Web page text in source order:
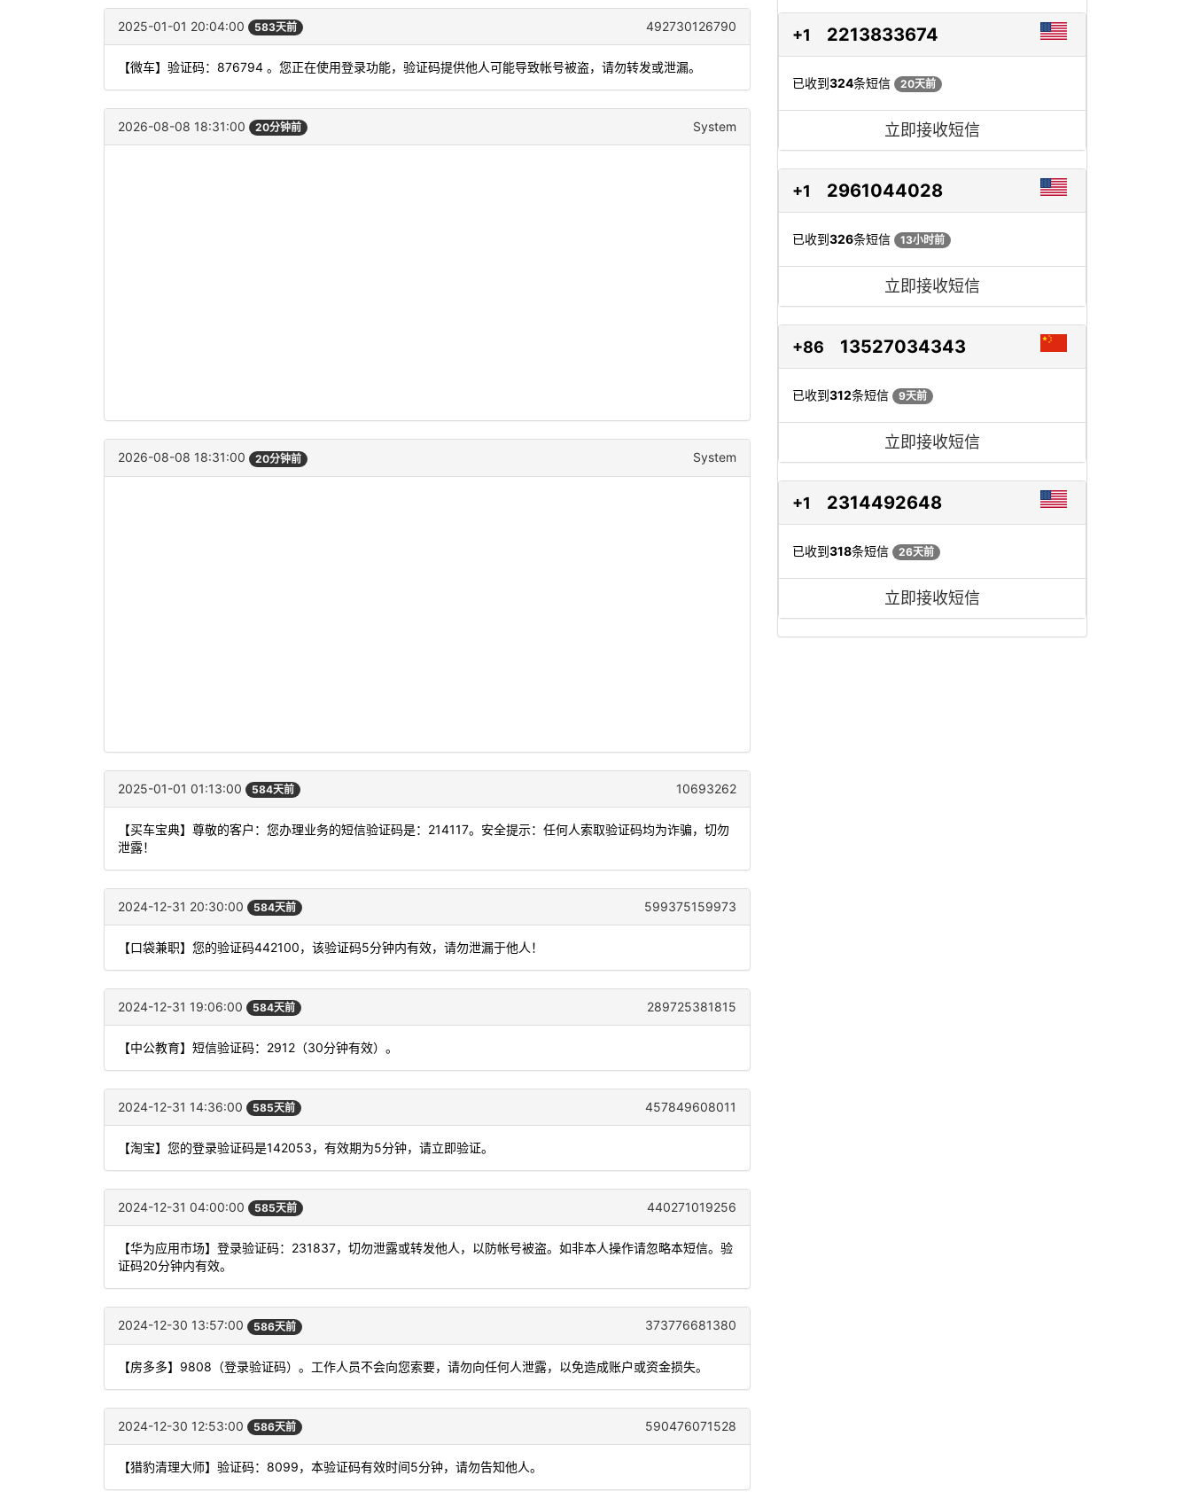
2025-01-01 20:04:00 583天前 492730126790
【微车】验证码：876794 。您正在使用登录功能，验证码提供他人可能导致帐号被盗，请勿转发或泄漏。
2026-08-08 18:31:00 20分钟前 System
2026-08-08 18:31:00 20分钟前 System
2025-01-01 01:13:00 584天前 10693262
【买车宝典】尊敬的客户：您办理业务的短信验证码是：214117。安全提示：任何人索取验证码均为诈骗，切勿
泄露！
2024-12-31 20:30:00 584天前 599375159973
【口袋兼职】您的验证码442100，该验证码5分钟内有效，请勿泄漏于他人！
2024-12-31 19:06:00 584天前 289725381815
【中公教育】短信验证码：2912（30分钟有效）。
2024-12-31 14:36:00 585天前 457849608011
【淘宝】您的登录验证码是142053，有效期为5分钟，请立即验证。
2024-12-31 04:00:00 585天前 440271019256
【华为应用市场】登录验证码：231837，切勿泄露或转发他人，以防帐号被盗。如非本人操作请忽略本短信。验
证码20分钟内有效。
2024-12-30 13:57:00 586天前 373776681380
【房多多】9808（登录验证码）。工作人员不会向您索要，请勿向任何人泄露，以免造成账户或资金损失。
2024-12-30 12:53:00 586天前 590476071528
【猎豹清理大师】验证码：8099，本验证码有效时间5分钟，请勿告知他人。
+1 2213833674
已收到324条短信 20天前
立即接收短信
+1 2961044028
已收到326条短信 13小时前
立即接收短信
+86 13527034343
已收到312条短信 9天前
立即接收短信
+1 2314492648
已收到318条短信 26天前
立即接收短信